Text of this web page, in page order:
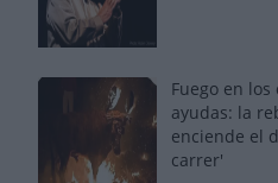
Fuego en
ayudas: la
enciende el
carrer'